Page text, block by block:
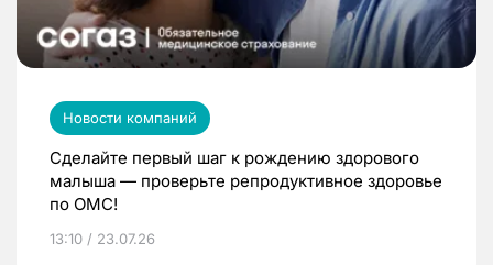
Новости компаний
Сделайте первый шаг к рождению здорового
малыша — проверьте репродуктивное здоровье
по ОМС!
13:10 / 23.07.26